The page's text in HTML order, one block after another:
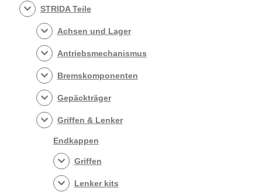
STRIDA Teile
Achsen und Lager
Antriebsmechanismus
Bremskomponenten
Gepäckträger
Griffen & Lenker
Endkappen
Griffen
Lenker kits